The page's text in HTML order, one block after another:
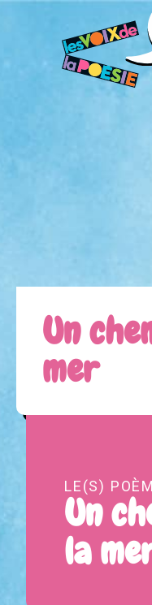
Un
mer
LE(S)
Un
la